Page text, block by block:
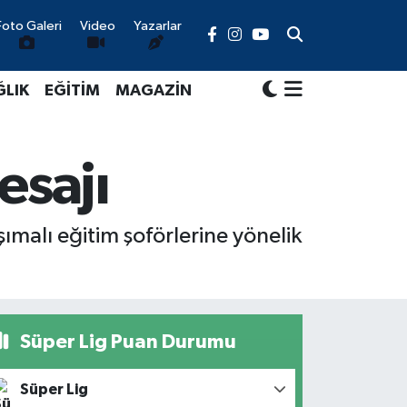
Galeri Video Yazarlar
EĞİTİM MAGAZİN
eğitim şoförlerine yönelik
Süper Lig Puan Durumu
Süper Lig